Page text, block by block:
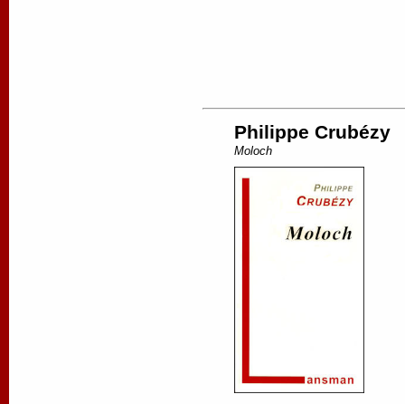
Philippe Crubézy
Moloch